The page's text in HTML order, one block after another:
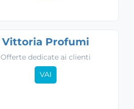
Vittoria Profumi
Offerte dedicate ai clienti
VAI